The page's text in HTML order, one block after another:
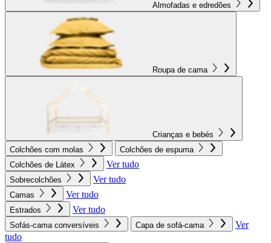
Almofadas e edredões
Roupa de cama
Crianças e bebés
Colchões com molas
Colchões de espuma
Colchões de Látex
Ver tudo
Sobrecolchões Ver tudo
Camas Ver tudo
Estrados Ver tudo
Sofás-cama conversíveis Capa de sofá-cama
Ver
tudo